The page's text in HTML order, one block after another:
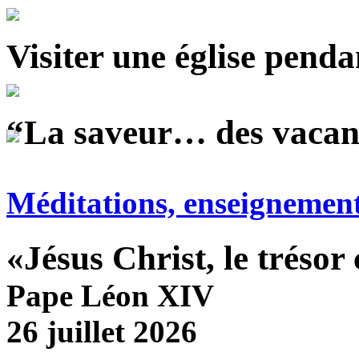
Visiter une église
“La saveur… des
Méditations,
«Jésus Christ, le
Pape Léon XIV
26 juillet 2026